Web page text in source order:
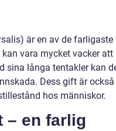
är en av de farligaste
vara mycket vacker att
sina långa tentakler kan
Dess gift är
hos människor.
– en farlig